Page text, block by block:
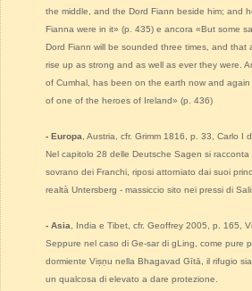
the middle, and the Dord Fiann beside him; and
Fianna were in it» (p. 435) e ancora «But some
Dord Fiann will be sounded three times, and that
rise up as strong and as well as ever they were.
of Cumhal, has been on the earth now and
of one of the heroes of Ireland» (p. 436)
- Europa , Austria, cfr. Grimm 1816, p. 33, Carlo I
Nel capitolo 28 delle Deutsche Sagen si racconta
sovrano dei Franchi, riposi attorniato dai suoi
realtà Untersberg - massiccio sito nei pressi di
- Asia , India e Tibet, cfr. Geoffrey 2005, p. 165,
Seppure nel caso di Ge-sar di gLing, come pure
dormiente Viṣṇu nella Bhagavad Gītā, il rifugio
un qualcosa di elevato a dare protezione.